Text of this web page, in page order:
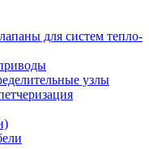
для систем тепло-
узлы